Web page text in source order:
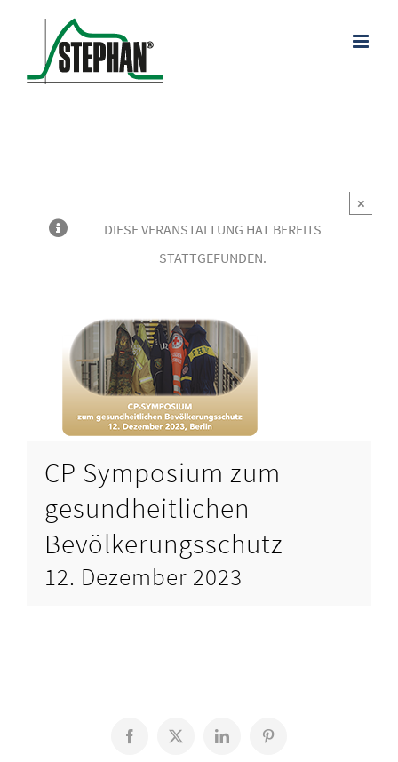
springen
DIESE VERANSTALTUNG HAT BEREITS
STATTGEFUNDEN.
×
CP Symposium zum
gesundheitlichen
Bevölkerungsschutz
12. Dezember 2023
Facebook
X LinkedInPinterest